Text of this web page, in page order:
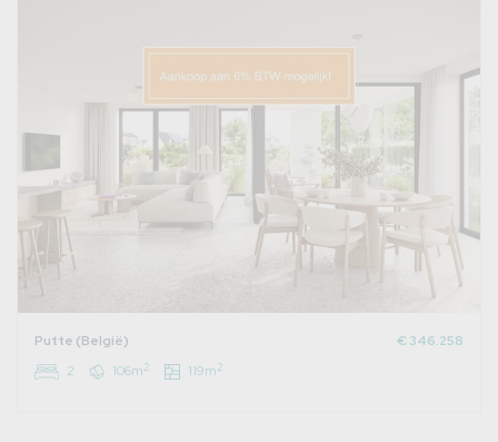
Putte (België)
€ 346.258
2
106m2 119m2